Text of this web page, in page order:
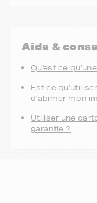
Aide &
Qu'est ce
Est ce
d'abimer mon
Utiliser une
garantie ?